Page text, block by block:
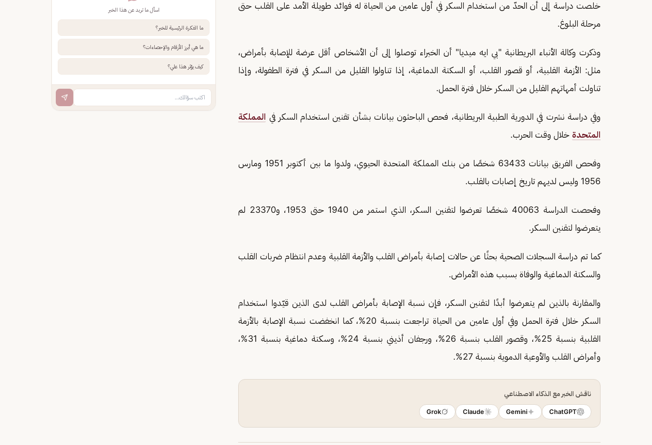
خلصت دراسة إلى أن الحدّ من استخدام السكر في أول عامين من الحياة له فوائد طويلة الأمد على القلب حتى
مرحلة البلوغ.
وذكرت وكالة الأنباء البريطانية "بي ايه ميديا" أن الخبراء توصلوا إلى أن الأشخاص أقل عرضة للإصابة بأمراض،
مثل: الأزمة القلبية، أو قصور القلب، أو السكتة الدماغية، إذا تناولوا القليل من السكر في فترة الطفولة، وإذا
تناولت أمهاتهم القليل من السكر خلال فترة الحمل.
وفي دراسة نشرت في الدورية الطبية البريطانية، فحص الباحثون بيانات بشأن تقنين استخدام السكر في المملكة
المتحدة خلال وقت الحرب.
وفحص الفريق بيانات 63433 شخصًا من بنك المملكة المتحدة الحيوي، ولدوا ما بين أكتوبر 1951 ومارس
1956 وليس لديهم تاريخ إصابات بالقلب.
وفحصت الدراسة 40063 شخصًا تعرضوا لتقنين السكر، الذي استمر من 1940 حتى 1953، و23370 لم
يتعرضوا لتقنين السكر.
كما تم دراسة السجلات الصحية بحثًا عن حالات إصابة بأمراض القلب والأزمة القلبية وعدم انتظام ضربات القلب
والسكتة الدماغية والوفاة بسبب هذه الأمراض.
والمقارنة بالذين لم يتعرضوا أبدًا لتقنين السكر، فإن نسبة الإصابة بأمراض القلب لدى الذين قيّدوا استخدام
السكر خلال فترة الحمل وفي أول عامين من الحياة تراجعت بنسبة 20%، كما انخفضت نسبة الإصابة بالأزمة
القلبية بنسبة 25%، وقصور القلب بنسبة 26%، ورجفان أذيني بنسبة 24%، وسكتة دماغية بنسبة 31%،
وأمراض القلب والأوعية الدموية بنسبة 27%.
ناقش الخبر مع الذكاء الاصطناعي
ChatGPT
Gemini
Claude
Grok
اسأل ما تريد عن هذا الخبر
ما الفكرة الرئيسية للخبر؟
ما هي أبرز الأرقام والإحصاءات؟
كيف يؤثر هذا علي؟